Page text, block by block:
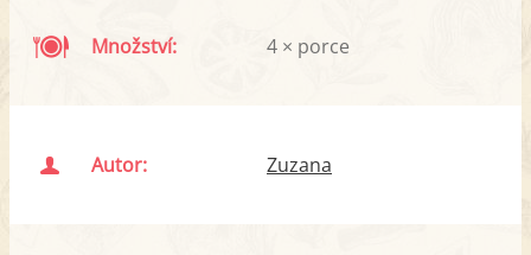
Množství: 4 × porce
Autor: Zuzana